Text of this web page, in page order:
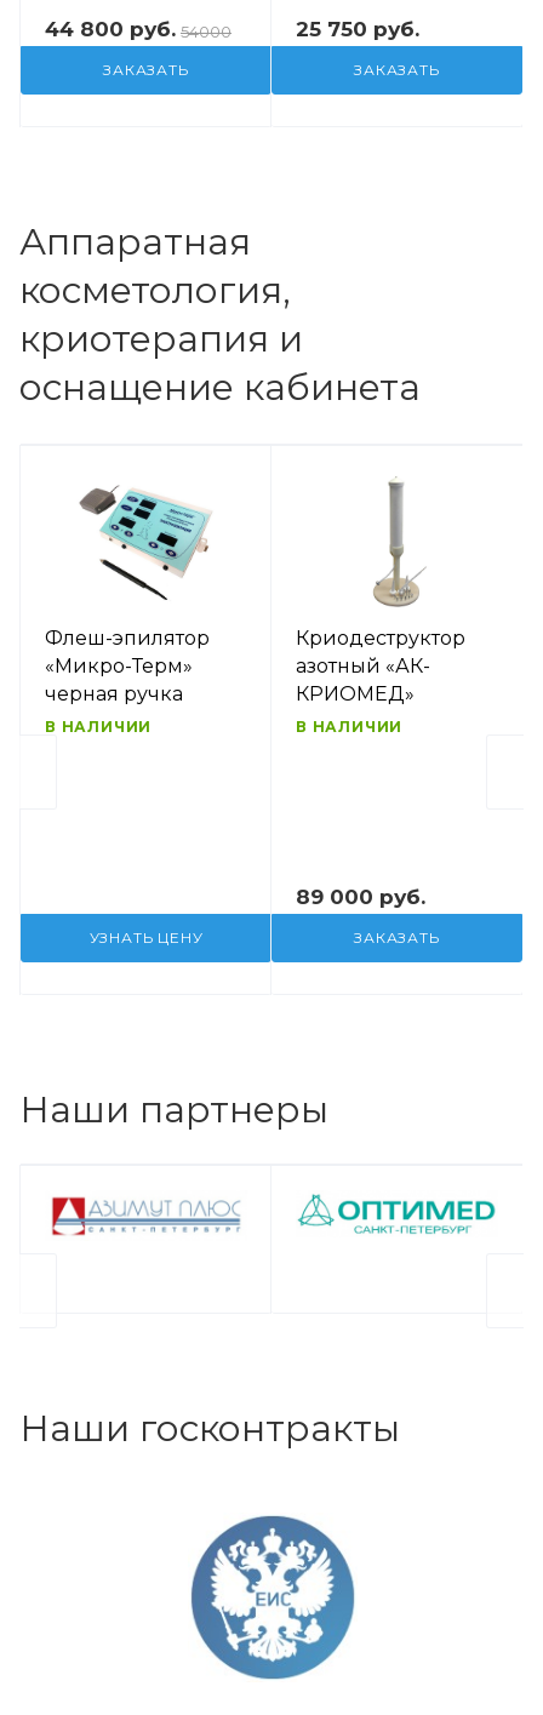
44 800 руб. 54000
ЗАКАЗАТЬ
25 750 руб.
ЗАКАЗАТЬ
Аппаратная
косметология,
криотерапия и
оснащение кабинета
Флеш-эпилятор
«Микро-Терм»
черная ручка
В НАЛИЧИИ
УЗНАТЬ ЦЕНУ
Криодеструктор
азотный «АК-
КРИОМЕД»
В НАЛИЧИИ
89 000 руб.
ЗАКАЗАТЬ
Наши партнеры
Наши госконтракты